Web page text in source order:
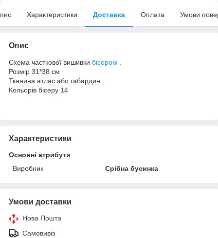
Характеристики Доставка Оплата Умови
Опис
Схема часткової вишивки бісером
Розмір 31*38 см
Тканина атлас або габардин .
Кольорів бісеру 14
Характеристики
Основні атрибути
Виробник
Срібна бусинка
Умови доставки
Нова Пошта
Самовивіз